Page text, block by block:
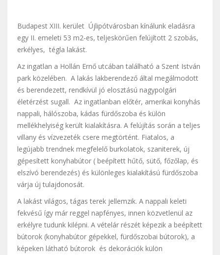
Budapest XIII. kerület Újlipótvárosban kínálunk eladásra
egy II. emeleti 53 m2-es, teljeskörűen felújított 2 szobás,
erkélyes, tégla lakást.
Az ingatlan a Hollán Ernő utcában található a Szent István
park közelében. A lakás lakberendező által megálmodott
és berendezett, rendkívül jó elosztású nagypolgári
életérzést sugall. Az ingatlanban előtér, amerikai konyhás
nappali, hálószoba, kádas fürdőszoba és külön
mellékhelyiség került kialakításra. A felújítás során a teljes
villany és vízvezeték csere megtörtént. Fiatalos, a
legújabb trendnek megfelelő burkolatok, szaniterek, új
gépesített konyhabútor ( beépített hűtő, sütő, főzőlap, és
elszívó berendezés) és különleges kialakítású fürdőszoba
várja új tulajdonosát.
A lakást világos, tágas terek jellemzik. A nappali keleti
fekvésű így már reggel napfényes, innen közvetlenül az
erkélyre tudunk kilépni. A vételár részét képezik a beépített
bútorok (konyhabútor gépekkel, fürdőszobai bútorok), a
képeken látható bútorok és dekorációk külön